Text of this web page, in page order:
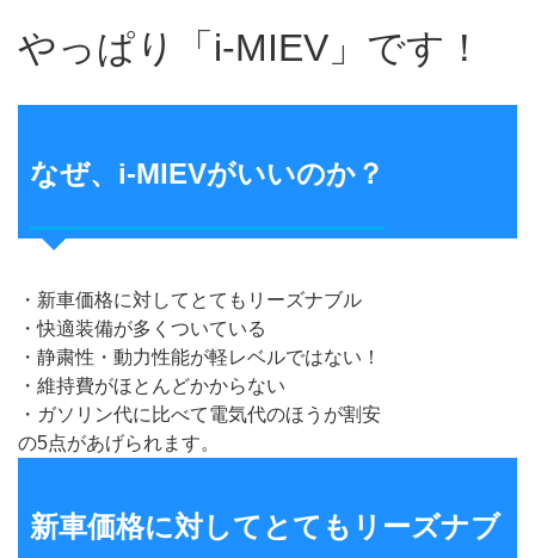
やっぱり「i-MIEV」です！
なぜ、i-MIEVがいいのか？
・新車価格に対してとてもリーズナブル
・快適装備が多くついている
・静粛性・動力性能が軽レベルではない！
・維持費がほとんどかからない
・ガソリン代に比べて電気代のほうが割安
の5点があげられます。
新車価格に対してとてもリーズナブ